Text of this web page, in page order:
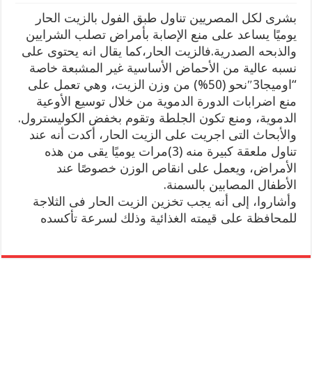
بشرى لكل المصريين تناول طبق الفول بالزيت الحار
يوميًا يساعد على منع الإصابة بأمراض تصلب الشرايين
والذبحه الصدرية.فالزيت الحار،كما يقال انه يحتوى على
نسبه عالية من الأحماض الأساسية غير المشبعة خاصة
“اوميجا3″نحو (50%) من وزن الزيت، وهي تعمل على
منع اضرابات الدورة الدموية من خلال توسيع الأوعية
الدموية، ومنع تكون الجلطة وتقوم بخفض الكوليسترول.
والأبحاث التى اجريت على الزيت الحار، أكدت أنه عند
تناول ملعقة كبيرة منه (3)مرات يوميًا يقى من هذه
الأمراض، ويعمل على انقاص الوزن خصوصًا عند
الأطفال المصابين بالسمنة.
وأشاروا، إلى أنه يجب تخزين الزيت الحار فى الثلاجة
للمحافظة على قيمته الغذائية وذلك لسرعة تأكسده